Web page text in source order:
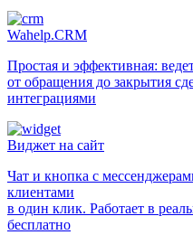
Wahelp.CRM
Простая и эффективная:
от обращения до закрытия
интеграциями
Виджет на сайт
Чат и кнопка с
клиентами
в один клик. Работает в
бесплатно